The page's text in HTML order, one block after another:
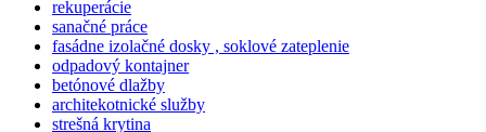
rekuperácie
sanačné práce
fasádne izolačné dosky , soklové zateplenie
odpadový kontajner
betónové dlažby
architekotnické služby
strešná krytina